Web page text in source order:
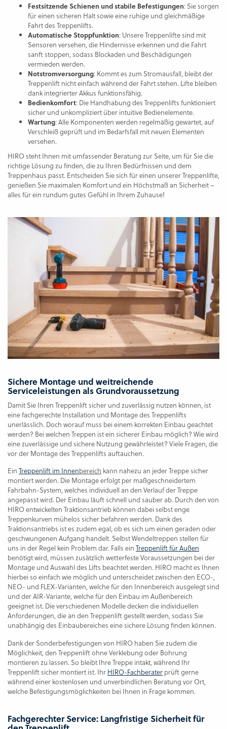
Festsitzende Schienen und stabile Befestigungen: Sie sorgen
für einen sicheren Halt sowie eine ruhige und gleichmäßige
Fahrt des Treppenlifts.
Automatische Stoppfunktion: Unsere Treppenlifte sind mit
Sensoren versehen, die Hindernisse erkennen und die Fahrt
sanft stoppen, sodass Blockaden und Beschädigungen
vermieden werden.
Notstromversorgung: Kommt es zum Stromausfall, bleibt der
Treppenlift nicht einfach während der Fahrt stehen. Lifte bleiben
dank integrierter Akkus funktionsfähig.
Bedienkomfort: Die Handhabung des Treppenlifts funktioniert
sicher und unkompliziert über intuitive Bedienelemente.
Wartung: Alle Komponenten werden regelmäßig gewartet, auf
Verschleiß geprüft und im Bedarfsfall mit neuen Elementen
versehen.
HIRO steht Ihnen mit umfassender Beratung zur Seite, um für Sie die
richtige Lösung zu finden, die zu Ihren Bedürfnissen und dem
Treppenhaus passt. Entscheiden Sie sich für einen unserer Treppenlifte,
genießen Sie maximalen Komfort und ein Höchstmaß an Sicherheit –
alles für ein rundum gutes Gefühl in Ihrem Zuhause!
Sichere Montage und weitreichende
Serviceleistungen als Grundvoraussetzung
Damit Sie Ihren Treppenlift sicher und zuverlässig nutzen können, ist
eine fachgerechte Installation und Montage des Treppenlifts
unerlässlich. Doch worauf muss bei einem korrekten Einbau geachtet
werden? Bei welchen Treppen ist ein sicherer Einbau möglich? Wie wird
eine zuverlässige und sichere Nutzung gewährleistet? Viele Fragen, die
vor der Montage des Treppenlifts auftauchen.
Ein Treppenlift im Innenbereich kann nahezu an jeder Treppe sicher
montiert werden. Die Montage erfolgt per maßgeschneidertem
Fahrbahn-System, welches individuell an den Verlauf der Treppe
angepasst wird. Der Einbau läuft schnell und sauber ab. Durch den von
HIRO entwickelten Traktionsantrieb können dabei selbst enge
Treppenkurven mühelos sicher befahren werden. Dank des
Traktionsantriebs ist es zudem egal, ob es sich um einen geraden oder
geschwungenen Aufgang handelt. Selbst Wendeltreppen stellen für
uns in der Regel kein Problem dar. Falls ein Treppenlift für Außen
benötigt wird, müssen zusätzlich wetterfeste Voraussetzungen bei der
Montage und Auswahl des Lifts beachtet werden. HIRO macht es Ihnen
hierbei so einfach wie möglich und unterscheidet zwischen den ECO-,
NEO- und FLEX-Varianten, welche für den Innenbereich ausgelegt sind
und der AIR-Variante, welche für den Einbau im Außenbereich
geeignet ist. Die verschiedenen Modelle decken die individuellen
Anforderungen, die an den Treppenlift gestellt werden, sodass Sie
unabhängig des Einbaubereiches eine sichere Lösung finden können.
Dank der Sonderbefestigungen von HIRO haben Sie zudem die
Möglichkeit, den Treppenlift ohne Verklebung oder Bohrung
montieren zu lassen. So bleibt Ihre Treppe intakt, während Ihr
Treppenlift sicher montiert ist. Ihr HIRO-Fachberater prüft gerne
während einer kostenlosen und unverbindlichen Beratung vor Ort,
welche Befestigungsmöglichkeiten bei Ihnen in Frage kommen.
Fachgerechter Service: Langfristige Sicherheit für